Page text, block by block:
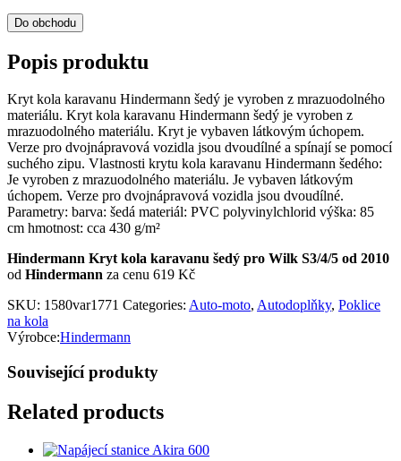
Do obchodu
Popis produktu
Kryt kola karavanu Hindermann šedý je vyroben z mrazuodolného
materiálu. Kryt kola karavanu Hindermann šedý je vyroben z
mrazuodolného materiálu. Kryt je vybaven látkovým úchopem.
Verze pro dvojnápravová vozidla jsou dvoudílné a spínají se pomocí
suchého zipu. Vlastnosti krytu kola karavanu Hindermann šedého:
Je vyroben z mrazuodolného materiálu. Je vybaven látkovým
úchopem. Verze pro dvojnápravová vozidla jsou dvoudílné.
Parametry: barva: šedá materiál: PVC polyvinylchlorid výška: 85
cm hmotnost: cca 430 g/m²
Hindermann Kryt kola karavanu šedý pro Wilk S3/4/5 od 2010
od Hindermann za cenu 619 Kč
SKU: 1580var1771 Categories: Auto-moto, Autodoplňky, Poklice
na kola
Výrobce:Hindermann
Související produkty
Related products